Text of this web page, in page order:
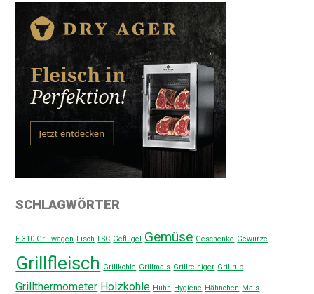
SCHLAGWÖRTER
E-310 Grillwagen Fisch FSC Geflügel Gemüse Geschenke Gewürze
Grillfleisch Grillkohle Grillmais Grillreiniger Grillrub
Grillthermometer Holzkohle Huhn Hygiene Hähnchen Mais